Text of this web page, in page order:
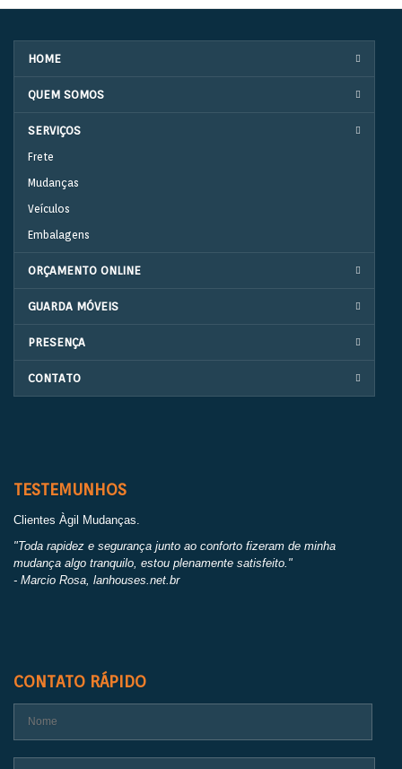
HOME
QUEM SOMOS
SERVIÇOS
Frete
Mudanças
Veículos
Embalagens
ORÇAMENTO ONLINE
GUARDA MÓVEIS
PRESENÇA
CONTATO
TESTEMUNHOS
Clientes Àgil Mudanças.
"Toda rapidez e segurança junto ao conforto fizeram de minha
mudança algo tranquilo, estou plenamente satisfeito."
- Marcio Rosa, lanhouses.net.br
CONTATO RÁPIDO